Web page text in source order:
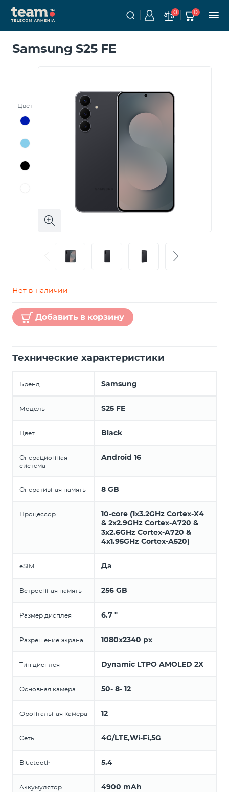
0 0
Samsung S25 FE
Цвет
Нет в наличии
Добавить в корзину
Технические характеристики
Бренд Samsung
Модель S25 FE
Цвет Black
Операционная
система
Android 16
Оперативная память 8 GB
Процессор
10-core (1x3.2GHz Cortex-X4
& 2x2.9GHz Cortex-A720 &
3x2.6GHz Cortex-A720 &
4x1.95GHz Cortex-A520)
eSIM Да
Встроенная память 256 GB
Размер дисплея 6.7 "
Разрешение экрана 1080x2340 px
Тип дисплея Dynamic LTPO AMOLED 2X
Основная камера 50- 8- 12
Фронтальная камера 12
Сеть 4G/LTE,Wi-Fi,5G
Bluetooth 5.4
Аккумулятор 4900 mAh